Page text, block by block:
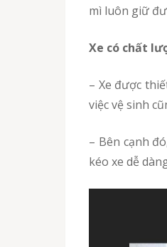
mì luôn giữ
Xe có chất
– Xe được thiết kế hệ thống khung inox cao cấp giúp chịu được lực rất tốt và bao bọc bởi loại inox có khả năng chống han gi nên thuận tiện cho
việc vệ sinh
– Bên cạnh đó, bánh xe được làm từ loại cao su tốt nhất sẽ giúp cho việc di chuyển xe trở nên nhẹ nhàng, thoải mái hơn và bất kì ai cũng có thể
kéo xe dễ